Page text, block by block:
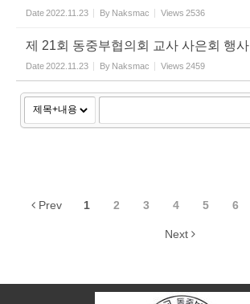
Date2022.11.23 By Naksmac Views 2536
제 21회 동중부협의회 교사 사은회 행사
Date2022.11.23 By Naksmac Views 2459
Prev 1 2 3 4 5 6
Next